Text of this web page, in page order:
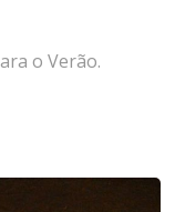
o Verão.